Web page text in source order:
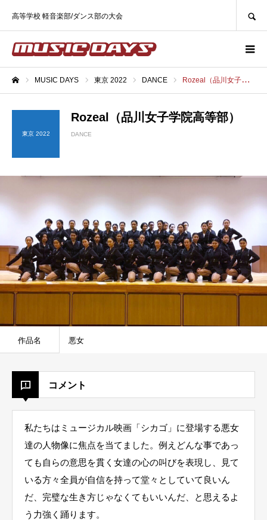
高等学校 軽音楽部/ダンス部の大会
MUSIC DAYS 東京 2022 DANCE Rozeal（品川女子学院高等部）
東京 2022
Rozeal（品川女子学院高等部）
DANCE
作品名 悪女
コメント
私たちはミュージカル映画「シカゴ」に登場する悪女
達の人物像に焦点を当てました。例えどんな事であっ
ても自らの意思を貫く女達の心の叫びを表現し、見て
いる方々全員が自信を持って堂々としていて良いん
だ、完璧な生き方じゃなくてもいいんだ、と思えるよ
う力強く踊ります。